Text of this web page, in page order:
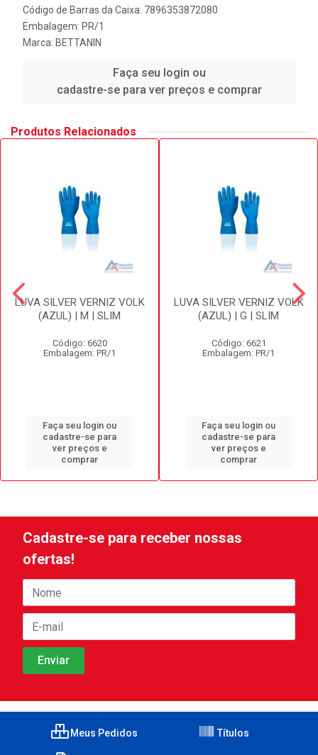
Código de Barras da Caixa: 7896353872080
Embalagem: PR/1
Marca: BETTANIN
Faça seu login ou
cadastre-se para ver preços e comprar
Produtos Relacionados
LUVA SILVER VERNIZ VOLK
(AZUL) | M | SLIM
Código: 6620
Embalagem: PR/1
Faça seu login ou
cadastre-se para
ver preços e
comprar
LUVA SILVER VERNIZ VOLK
(AZUL) | G | SLIM
Código: 6621
Embalagem: PR/1
Faça seu login ou
cadastre-se para
ver preços e
comprar
Cadastre-se para receber nossas
ofertas!
Meus Pedidos Títulos